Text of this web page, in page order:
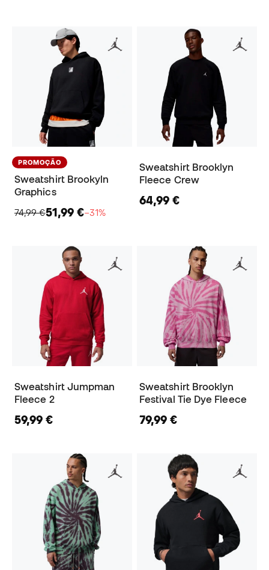
PROMOÇÃO
Sweatshirt Brookyln
Graphics
74,99 €51,99 €−31%
Sweatshirt Brooklyn
Fleece Crew
64,99 €
Sweatshirt Jumpman
Fleece 2
59,99 €
Sweatshirt Brooklyn
Festival Tie Dye Fleece
79,99 €